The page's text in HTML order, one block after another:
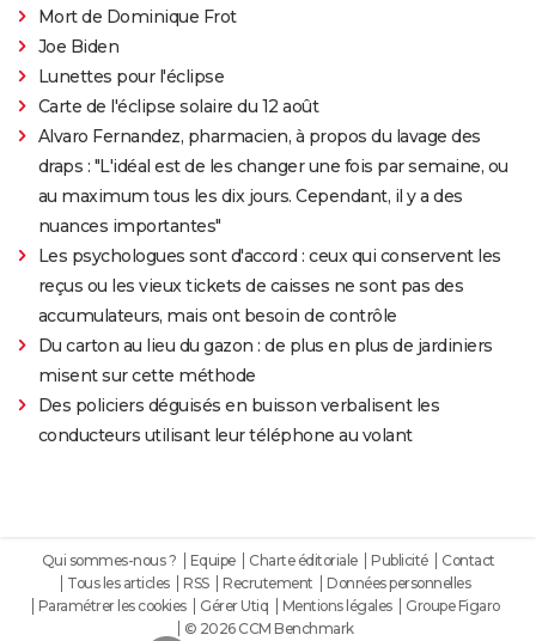
Mort de Dominique Frot
Joe Biden
Lunettes pour l'éclipse
Carte de l'éclipse solaire du 12 août
Alvaro Fernandez, pharmacien, à propos du lavage des
draps : "L'idéal est de les changer une fois par semaine, ou
au maximum tous les dix jours. Cependant, il y a des
nuances importantes"
Les psychologues sont d'accord : ceux qui conservent les
reçus ou les vieux tickets de caisses ne sont pas des
accumulateurs, mais ont besoin de contrôle
Du carton au lieu du gazon : de plus en plus de jardiniers
misent sur cette méthode
Des policiers déguisés en buisson verbalisent les
conducteurs utilisant leur téléphone au volant
Qui sommes-nous ? Equipe Charte éditoriale Publicité
Contact
Tous les articles
RSS Recrutement
Données personnelles
Paramétrer les cookies
Gérer Utiq Mentions légales
Groupe Figaro
© 2026 CCM Benchmark